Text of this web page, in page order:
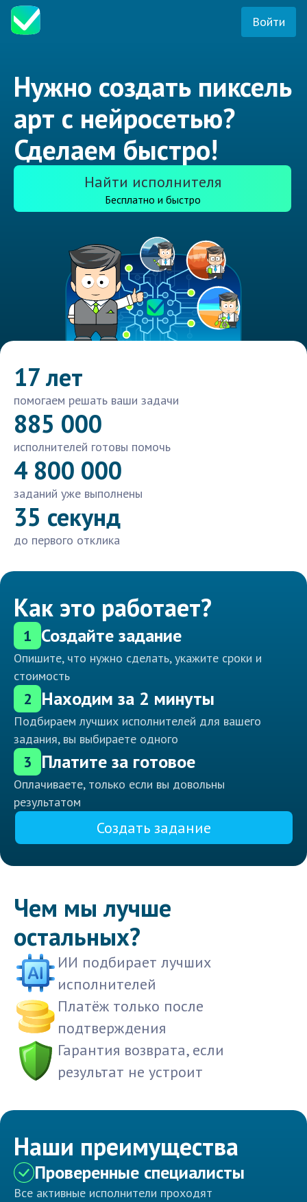
Войти
Нужно создать пиксель
арт с нейросетью?
Сделаем быстро!
Найти исполнителя
Бесплатно и быстро
17 лет
помогаем решать ваши задачи
885 000
исполнителей готовы помочь
4 800 000
заданий уже выполнены
35 секунд
до первого отклика
Как это работает?
1 Создайте задание
Опишите, что нужно сделать, укажите сроки и
стоимость
2 Находим за 2 минуты
Подбираем лучших исполнителей для вашего
задания, вы выбираете одного
3 Платите за готовое
Оплачиваете, только если вы довольны
результатом
Создать задание
Чем мы лучше
остальных?
ИИ подбирает лучших
исполнителей
Платёж только после
подтверждения
Гарантия возврата, если
результат не устроит
Наши преимущества
Проверенные специалисты
Все активные исполнители проходят